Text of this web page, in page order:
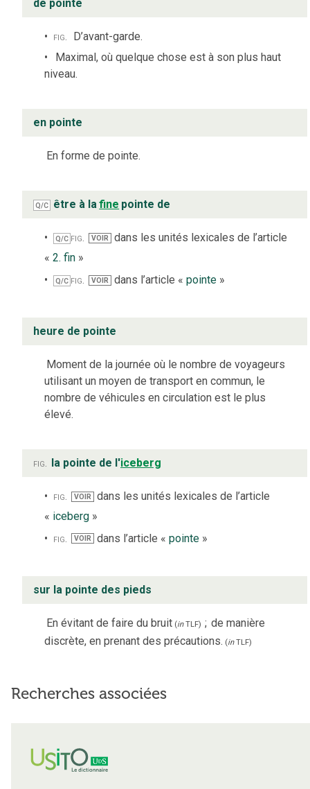
de pointe
fig. D’avant-garde.
Maximal, où quelque chose est à son plus haut
niveau.
en pointe
En forme de pointe.
Q/C être à lafine pointe de
Q/C fig. VOIR
dans les unités lexicales de l’article
« 2. fin »
Q/C fig. VOIR dans l’article «pointe »
heure de pointe
Moment de la journée où le nombre de voyageurs
utilisant un moyen de transport en commun, le
nombre de véhicules en circulation est le plus
élevé.
fig. la pointe de l'iceberg
fig. VOIR dans les unités lexicales de l’article
« iceberg »
fig.
VOIR dans l’article « pointe»
sur la pointe des pieds
En évitant de faire du bruit (inTLF) ; de manière
discrète, en prenant des précautions. (inTLF)
Recherches associées